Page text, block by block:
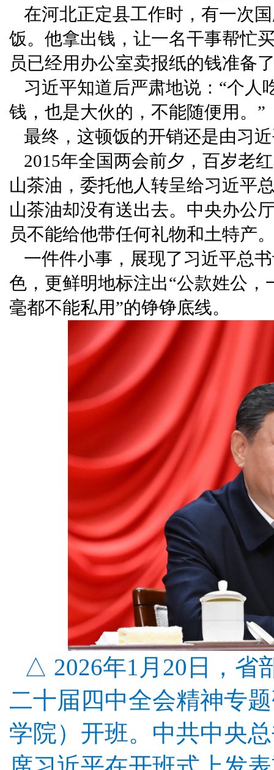
在河北正定县工作时，有一次
饭。他拿出钱，让一名干事帮忙
员已经用办公室卖报纸的钱准备
习近平知道后严肃地说：“个人
钱，也是大伙的，不能随便用。”
最终，这顿饭的开销还是由习
2015年全国两会前夕，百岁老
山茶油，委托他人转呈给习近平
山茶油却没有送出去。中央办公
员不能给他带任何礼物和土特产
一件件小事，展现了习近平总
色，更鲜明地标注出“公款姓公
毫都不能私用”的铮铮底线。
△ 2026年1月20日，省
二十届四中全会精神专
学院）开班。中共中央